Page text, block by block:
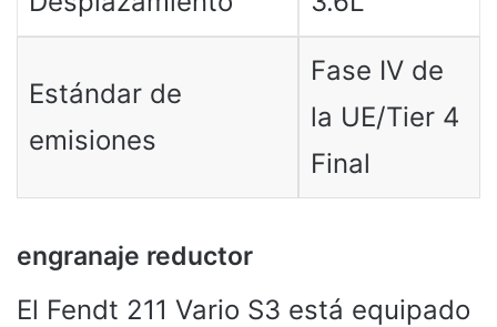
Estándar de
emisiones
Fase IV de
la UE/Tier 4
Final
engranaje reductor
El Fendt 211 Vario S3 está equipado